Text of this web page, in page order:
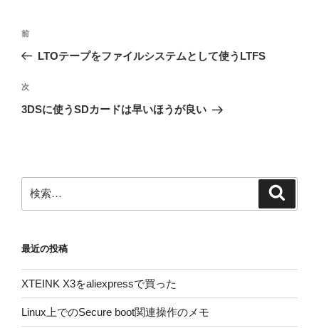
投
ビ
ゲ
ン
前
の
稿
前
LTOテープをファイルシステムとして使うLTFS
次
の
次
3DSに使うSDカードは早いほうが良い
索:
最近の投稿
XTEINK X3をaliexpressで買った
Linux上でのSecure boot関連操作のメモ